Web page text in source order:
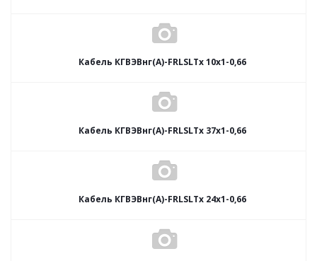
Кабель КГВЭВнг(А)-FRLSLTx 10х1-0,66
Кабель КГВЭВнг(А)-FRLSLTx 37х1-0,66
Кабель КГВЭВнг(А)-FRLSLTx 24х1-0,66